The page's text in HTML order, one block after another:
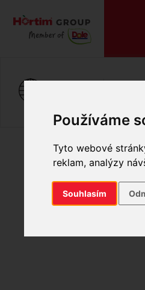
Používáme
Tyto webové
reklam, analýzy
Souhlasím